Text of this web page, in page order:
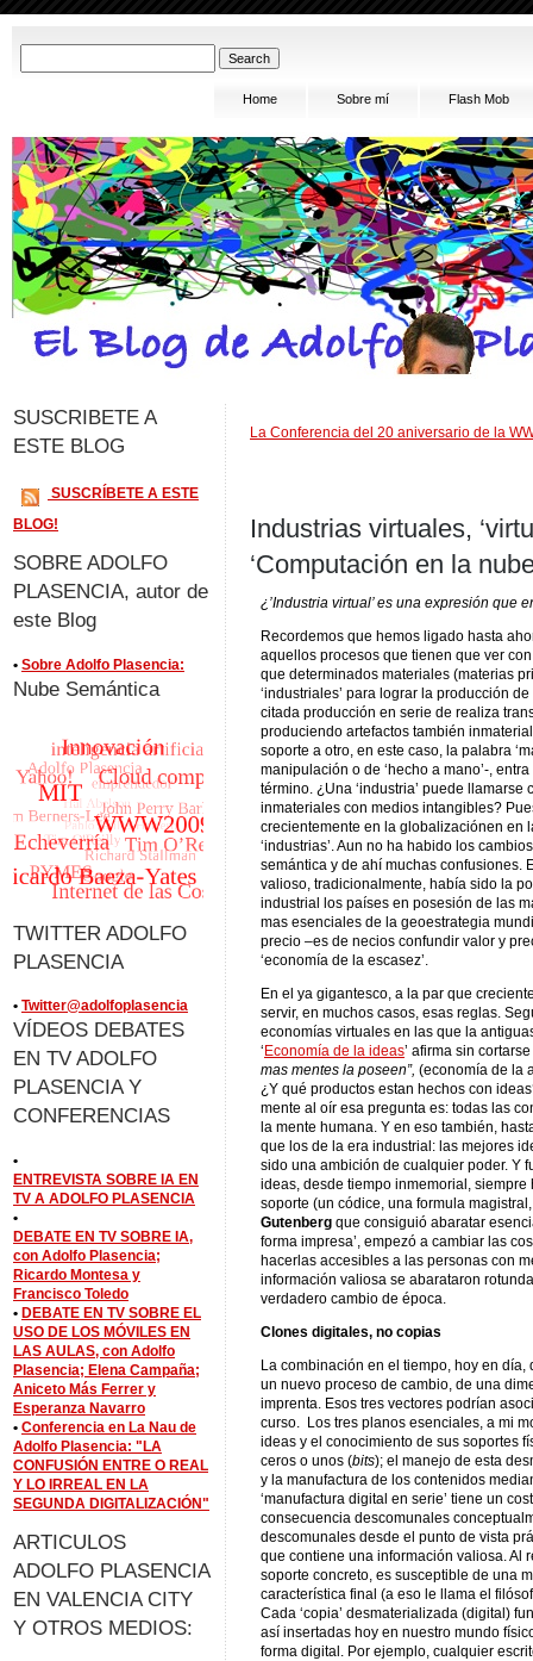
Home Sobre mí Flash Mob
La Conferencia del 20 aniversario de la
Industrias virtuales,
‘Computación en la
¿’Industria virtual’ es una expresión que
Recordemos que hemos ligado hasta
aquellos procesos que tienen que ver
que determinados materiales (materias
‘industriales’ para lograr la producción
citada producción en serie de realiza
produciendo artefactos también
soporte a otro, en este caso, la palabra
manipulación o de ‘hecho a mano’-,
término. ¿Una ‘industria’ puede
inmateriales con medios intangibles?
crecientemente en la globalizaciónen en
‘industrias’. Aun no ha habido los
semántica y de ahí muchas confusiones.
valioso, tradicionalmente, había sido la
industrial los países en posesión de las
mas esenciales de la geoestrategia
precio –es de necios confundir valor y
‘economía de la escasez’.
En el ya gigantesco, a la par que
servir, en muchos casos, esas reglas.
economías virtuales en las que la
‘ Economía de la ideas’ afirma sin
mas mentes la poseen”, (economía de la
¿Y qué productos estan hechos con
mente al oír esa pregunta es: todas las
la mente humana. Y en eso también,
que los de la era industrial: las mejores
sido una ambición de cualquier poder. Y
ideas, desde tiempo inmemorial,
soporte (un códice, una formula
Gutenberg que consiguió abaratar
forma impresa’, empezó a cambiar las
hacerlas accesibles a las personas con
información valiosa se abarataron
verdadero cambio de época.
Clones digitales, no copias
La combinación en el tiempo, hoy en
un nuevo proceso de cambio, de una
imprenta. Esos tres vectores podrían
curso. Los tres planos esenciales, a mi
ideas y el conocimiento de sus soportes
ceros o unos (bits); el manejo de esta
y la manufactura de los contenidos
‘manufactura digital en serie’ tiene un
consecuencia descomunales
descomunales desde el punto de vista
que contiene una información valiosa. Al
soporte concreto, es susceptible de una
característica final (a eso le llama el
Cada ‘copia’ desmaterializada (digital)
así insertadas hoy en nuestro mundo
forma digital. Por ejemplo, cualquier
SUSCRIBETE A
ESTE BLOG
SUSCRÍBETE A ESTE
BLOG!
SOBRE ADOLFO
PLASENCIA, autor de
este Blog
• Sobre Adolfo Plasencia:
Nube Semántica
TWITTER ADOLFO
PLASENCIA
• Twitter@adolfoplasencia
VÍDEOS DEBATES
EN TV ADOLFO
PLASENCIA Y
CONFERENCIAS
•
ENTREVISTA SOBRE IA EN
TV A ADOLFO PLASENCIA
•
DEBATE EN TV SOBRE IA,
con Adolfo Plasencia;
Ricardo Montesa y
Francisco Toledo
• DEBATE EN TV SOBRE EL
USO DE LOS MÓVILES EN
LAS AULAS, con Adolfo
Plasencia; Elena Campaña;
Aniceto Más Ferrer y
Esperanza Navarro
• Conferencia en La Nau de
Adolfo Plasencia: "LA
CONFUSIÓN ENTRE O REAL
Y LO IRREAL EN LA
SEGUNDA DIGITALIZACIÓN"
ARTICULOS
ADOLFO PLASENCIA
EN VALENCIA CITY
Y OTROS MEDIOS: